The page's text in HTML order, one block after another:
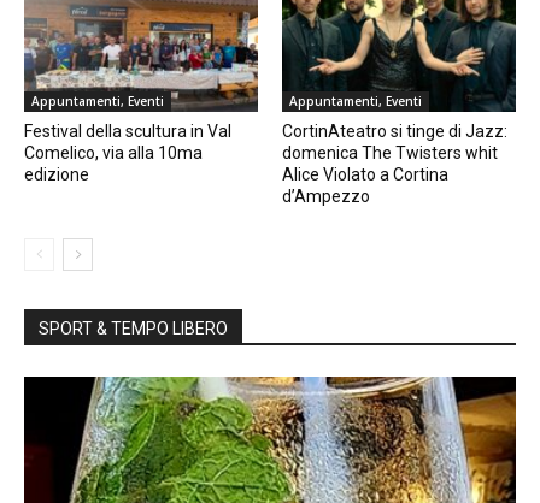
Appuntamenti, Eventi
Festival della scultura in Val
Comelico, via alla 10ma
edizione
Appuntamenti, Eventi
CortinAteatro si tinge di Jazz:
domenica The Twisters whit
Alice Violato a Cortina
d’Ampezzo
SPORT & TEMPO LIBERO